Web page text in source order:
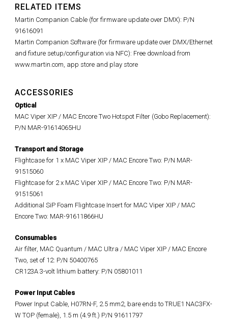
RELATED ITEMS
Martin Companion Cable (for firmware update over DMX): P/N
91616091
Martin Companion Software (for firmware update over DMX/Ethernet
and fixture setup/configuration via NFC): Free download from
www.martin.com, app store and play store
ACCESSORIES
Optical
MAC Viper XIP / MAC Encore Two Hotspot Filter (Gobo Replacement):
P/N MAR-91614065HU
Transport and Storage
Flightcase for 1 x MAC Viper XIP / MAC Encore Two: P/N MAR-
91515060
Flightcase for 2 x MAC Viper XIP / MAC Encore Two: P/N MAR-
91515061
Additional SiP Foam Flightcase Insert for MAC Viper XIP / MAC
Encore Two: MAR-91611866HU
Consumables
Air filter, MAC Quantum / MAC Ultra / MAC Viper XIP / MAC Encore
Two, set of 12: P/N 50400765
CR123A 3-volt lithium battery: P/N 05801011
Power Input Cables
Power Input Cable, H07RN-F, 2.5 mm2, bare ends to TRUE1 NAC3FX-
W TOP (female), 1.5 m (4.9 ft.) P/N 91611797